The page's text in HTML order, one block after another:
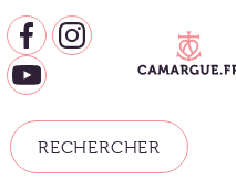
RECHERCHER